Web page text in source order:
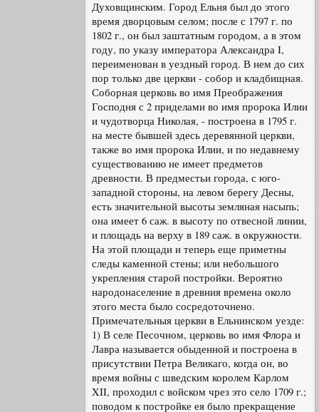
Духовщинским. Город Ельня был до этого
время дворцовым селом; после с 1797 г. по
1802 г., он был заштатным городом, а в этом
году, по указу императора Александра I,
переименован в уездный город. В нем до сих
пор только две церкви - собор и кладбищная.
Соборная церковь во имя Преображения
Господня с 2 приделами во имя пророка Илии
и чудотворца Николая, - построена в 1795 г.
на месте бывшей здесь деревянной церкви,
также во имя пророка Илии, и по недавнему
существованию не имеет предметов
древности. В предместьи города, с юго-
западной стороны, на левом берегу Десны,
есть значительной высоты земляная насыпь;
она имеет 6 саж. в высоту по отвесной линии,
и площадь на верху в 189 саж. в окружности.
На этой площади и теперь еще приметны
следы каменной стены; или небольшого
укрепления старой постройки. Вероятно
народонаселение в древния времена около
этого места было сосредоточнено.
Примечательныя церкви в Ельнинском уезде:
1) В селе Песочном, церковь во имя Флора и
Лавра называется обыденной и построена в
присутствии Петра Великаго, когда он, во
время войны с шведским королем Карлом
XII, проходил с войском чрез это село 1709 г.;
поводом к постройке ея было прекращение